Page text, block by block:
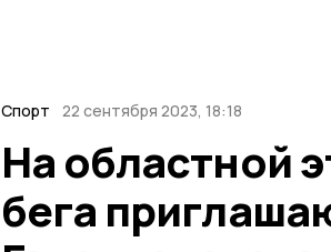
Спорт 22 сентября 2023, 18:18
На областной
бега